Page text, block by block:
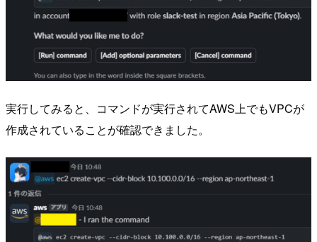
実行してみると、コマンドが実行されてAWS上でもVPCが
作成されていることが確認できました。